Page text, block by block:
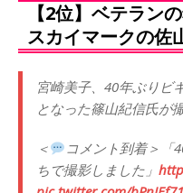
【2位】ベテラン
スカイマークの佐
宮崎美子、40年ぶりビ
となった篠山紀信氏が
＜
コメント到着＞「
ちで撮影しました」